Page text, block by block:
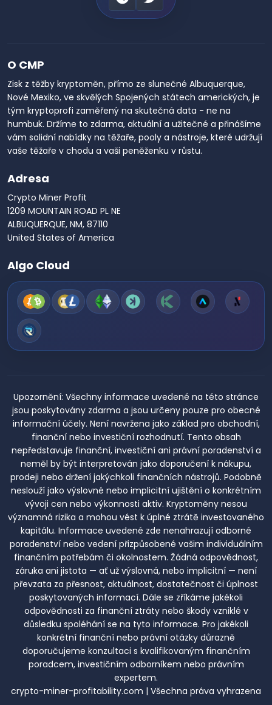
O CMP
Zisk z těžby kryptoměn, přímo ze slunečné Albuquerque,
Nové Mexiko, ve skvělých Spojených státech amerických, je
tým kryptoprofi zaměřený na skutečná data - ne na
humbuk. Držíme to zdarma, aktuální a užitečné a přinášíme
vám solidní nabídky na těžaře, pooly a nástroje, které udržují
vaše těžaře v chodu a vaši peněženku v růstu.
Adresa
Crypto Miner Profit
1209 MOUNTAIN ROAD PL NE
ALBUQUERQUE, NM, 87110
United States of America
Algo Cloud
Upozornění: Všechny informace uvedené na této stránce
jsou poskytovány zdarma a jsou určeny pouze pro obecné
informační účely. Není navržena jako základ pro obchodní,
finanční nebo investiční rozhodnutí. Tento obsah
nepředstavuje finanční, investiční ani právní poradenství a
neměl by být interpretován jako doporučení k nákupu,
prodeji nebo držení jakýchkoli finančních nástrojů. Podobně
neslouží jako výslovné nebo implicitní ujištění o konkrétním
vývoji cen nebo výkonnosti aktiv. Kryptoměny nesou
významná rizika a mohou vést k úplné ztrátě investovaného
kapitálu. Informace uvedené zde nenahrazují odborné
poradenství nebo vedení přizpůsobené vašim individuálním
finančním potřebám či okolnostem. Žádná odpovědnost,
záruka ani jistota — ať už výslovná, nebo implicitní — není
převzata za přesnost, aktuálnost, dostatečnost či úplnost
poskytovaných informací. Dále se zříkáme jakékoli
odpovědnosti za finanční ztráty nebo škody vzniklé v
důsledku spoléhání se na tyto informace. Pro jakékoli
konkrétní finanční nebo právní otázky důrazně
doporučujeme konzultaci s kvalifikovaným finančním
poradcem, investičním odborníkem nebo právním
expertem.
crypto-miner-profitability.com | Všechna práva vyhrazena